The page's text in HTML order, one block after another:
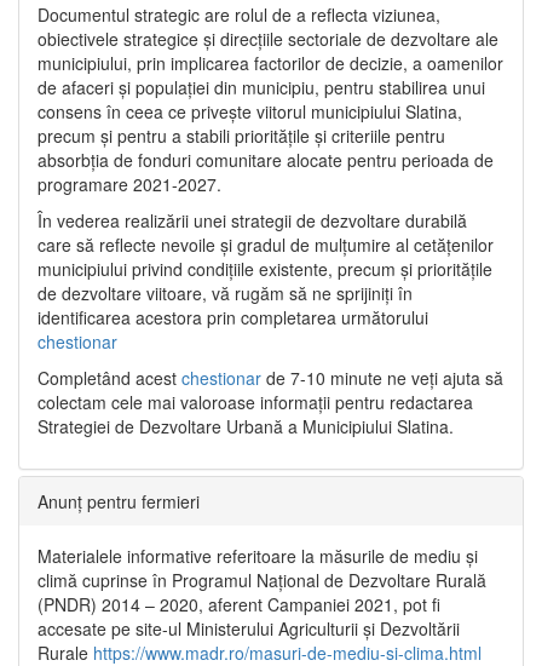
Documentul strategic are rolul de a reflecta viziunea,
obiectivele strategice și direcțiile sectoriale de dezvoltare ale
municipiului, prin implicarea factorilor de decizie, a oamenilor
de afaceri și populației din municipiu, pentru stabilirea unui
consens în ceea ce privește viitorul municipiului Slatina,
precum și pentru a stabili prioritățile și criteriile pentru
absorbția de fonduri comunitare alocate pentru perioada de
programare 2021-2027.
În vederea realizării unei strategii de dezvoltare durabilă
care să reflecte nevoile și gradul de mulțumire al cetățenilor
municipiului privind condițiile existente, precum și prioritățile
de dezvoltare viitoare, vă rugăm să ne sprijiniți în
identificarea acestora prin completarea următorului
chestionar
Completând acest chestionar de 7-10 minute ne veți ajuta să
colectam cele mai valoroase informații pentru redactarea
Strategiei de Dezvoltare Urbană a Municipiului Slatina.
Anunț pentru fermieri
Materialele informative referitoare la măsurile de mediu și
climă cuprinse în Programul Național de Dezvoltare Rurală
(PNDR) 2014 – 2020, aferent Campaniei 2021, pot fi
accesate pe site-ul Ministerului Agriculturii și Dezvoltării
Rurale https://www.madr.ro/masuri-de-mediu-si-clima.html